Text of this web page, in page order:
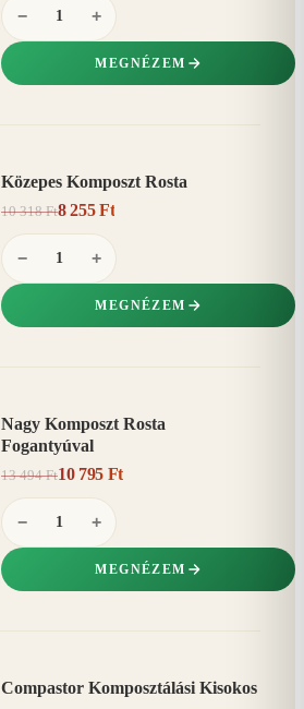
− +
MEGNÉZEM
Közepes Komposzt Rosta
10 318 Ft8 255 Ft
− +
MEGNÉZEM
Nagy Komposzt Rosta
Fogantyúval
13 494 Ft10 795 Ft
− +
MEGNÉZEM
Compastor Komposztálási Kisokos